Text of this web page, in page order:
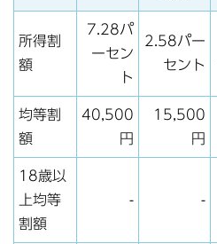
所得割
額
7.28パ
ーセン
ト
2.58パー
セント
均等割
額
40,500
円
15,500
円
18歳以
上均等
割額
- -